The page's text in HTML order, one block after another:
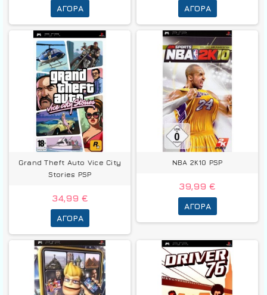
ΑΓΟΡΆ ΑΓΟΡΆ
Grand Theft Auto Vice City
Stories PSP
34,99 €
ΑΓΟΡΆ
NBA 2K10 PSP
39,99 €
ΑΓΟΡΆ